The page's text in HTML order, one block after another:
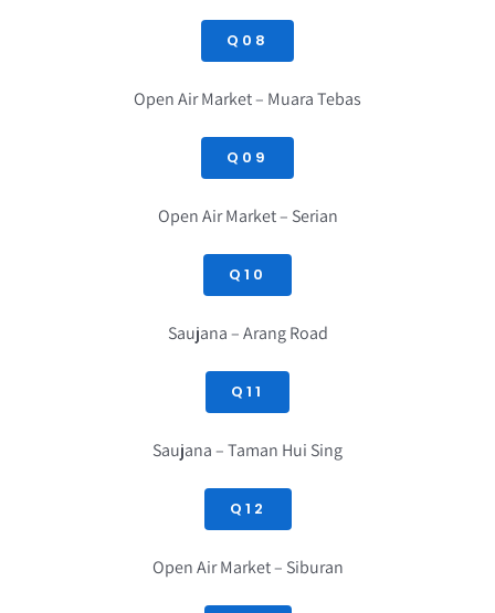
Q08
Open Air Market – Muara Tebas
Q09
Open Air Market – Serian
Q10
Saujana – Arang Road
Q11
Saujana – Taman Hui Sing
Q12
Open Air Market – Siburan